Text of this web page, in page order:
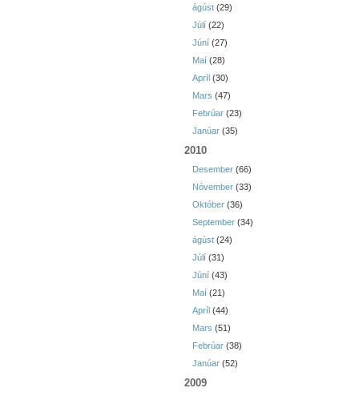
ágúst (29)
Júlí (22)
Júní (27)
Maí (28)
Apríl (30)
Mars (47)
Febrúar (23)
Janúar (35)
2010
Desember (66)
Nóvember (33)
Október (36)
September (34)
ágúst (24)
Júlí (31)
Júní (43)
Maí (21)
Apríl (44)
Mars (51)
Febrúar (38)
Janúar (52)
2009